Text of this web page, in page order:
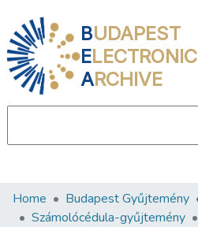
BUDAPEST
ELECTRONIC
ARCHIVE
Communities & Collections
Home Budapest Gyűjtemény
Számolócédula-gyűjtemény